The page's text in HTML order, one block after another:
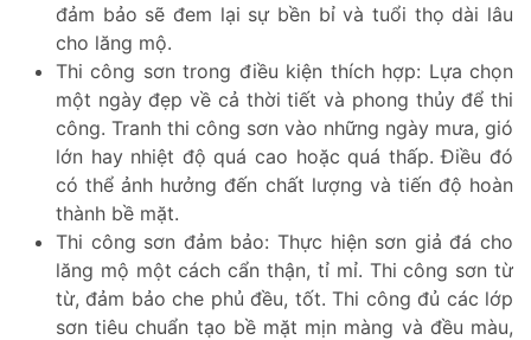
đảm bảo sẽ đem lại sự bền bỉ và tuổi thọ dài lâu
cho lăng mộ.
Thi công sơn trong điều kiện thích hợp: Lựa chọn
một ngày đẹp về cả thời tiết và phong thủy để thi
công. Tranh thi công sơn vào những ngày mưa, gió
lớn hay nhiệt độ quá cao hoặc quá thấp. Điều đó
có thể ảnh hưởng đến chất lượng và tiến độ hoàn
thành bề mặt.
Thi công sơn đảm bảo: Thực hiện sơn giả đá cho
lăng mộ một cách cẩn thận, tỉ mỉ. Thi công sơn từ
từ, đảm bảo che phủ đều, tốt. Thi công đủ các lớp
sơn tiêu chuẩn tạo bề mặt mịn màng và đều màu,